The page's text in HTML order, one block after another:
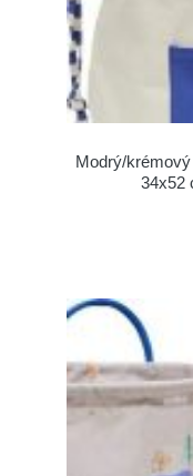
Modrý/
34x52